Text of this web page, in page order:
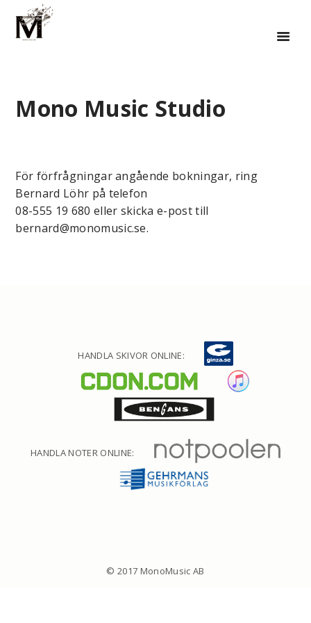
Mono Music Studio
För förfrågningar angående bokningar, ring
Bernard Löhr på telefon
08-555 19 680 eller skicka e-post till
bernard@monomusic.se.
HANDLA SKIVOR ONLINE:
HANDLA NOTER ONLINE:
© 2017 MonoMusic AB